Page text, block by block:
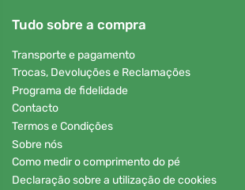
Tudo sobre a compra
Transporte e pagamento
Trocas, Devoluções e Reclamações
Programa de fidelidade
Contacto
Termos e Condições
Sobre nós
Como medir o comprimento do pé
Declaração sobre a utilização de cookies